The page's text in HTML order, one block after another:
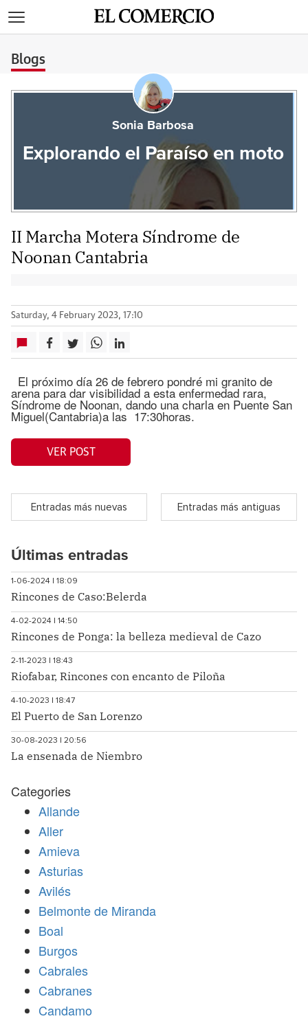
Blogs
Sonia Barbosa
Explorando el Paraíso en moto
II Marcha Motera Síndrome de
Noonan Cantabria
Saturday, 4 February 2023, 17:10
El próximo día 26 de febrero pondré mi granito de
arena para dar visibilidad a esta enfermedad rara,
Síndrome de Noonan, dando una charla en Puente San
Miguel(Cantabria)a las 17:30horas.
VER POST
Entradas más nuevas Entradas más antiguas
Últimas entradas
1-06-2024 | 18:09
Rincones de Caso:Belerda
4-02-2024 | 14:50
Rincones de Ponga: la belleza medieval de Cazo
2-11-2023 | 18:43
Riofabar, Rincones con encanto de Piloña
4-10-2023 | 18:47
El Puerto de San Lorenzo
30-08-2023 | 20:56
La ensenada de Niembro
Categories
Allande
Aller
Amieva
Asturias
Avilés
Belmonte de Miranda
Boal
Burgos
Cabrales
Cabranes
Candamo